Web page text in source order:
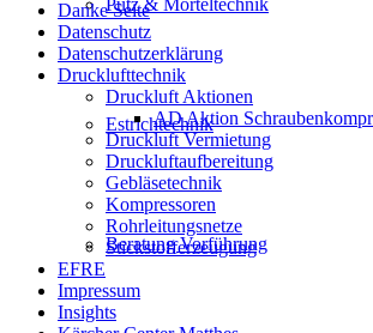
Putz & Mörteltechnik
Estrichtechnik
Beratung Vorführung
Danke Seite
Datenschutz
Datenschutzerklärung
Drucklufttechnik
Druckluft Aktionen
AD Aktion
Druckluft Vermietung
Druckluftaufbereitung
Gebläsetechnik
Kompressoren
Rohrleitungsnetze
Stickstofferzeugung
EFRE
Impressum
Insights